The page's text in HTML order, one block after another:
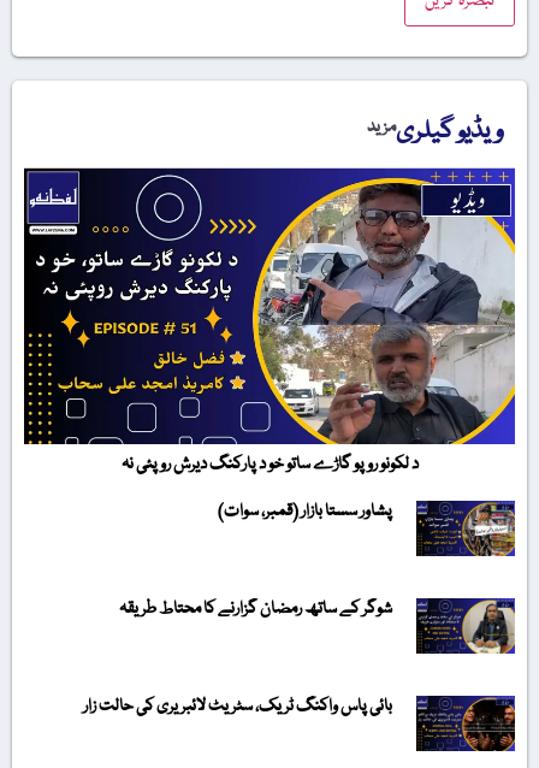
ویڈیو گیلریمزید
د لکونو روپو گاڑے ساتو خو د پارکنگ دیرش روپئی نہ
پشاور سستا بازار (قمبر، سوات)
شوگر کے ساتھ رمضان گزارنے کا محتاط طریقہ
بائی پاس واکنگ ٹریک، سٹریٹ لائبریری کی حالت زار